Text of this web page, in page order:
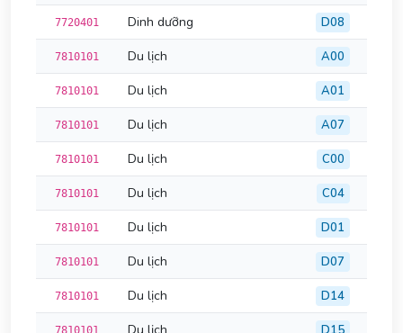
7720401 Dinh dưỡng D08
7810101 Du lịch A00
7810101 Du lịch A01
7810101 Du lịch A07
7810101 Du lịch C00
7810101 Du lịch C04
7810101 Du lịch D01
7810101 Du lịch D07
7810101 Du lịch D14
7810101